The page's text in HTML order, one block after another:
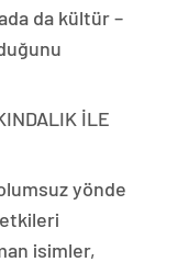
da kültür –
İLE
yönde
etkileri
isimler,